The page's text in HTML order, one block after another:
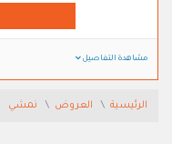
مشاهدة التفاصيل
الرئيسية العروض نمشي